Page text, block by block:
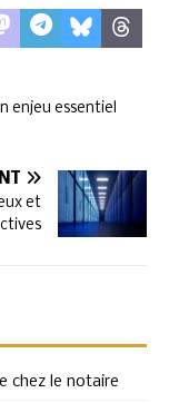
enjeu essentiel
et
chez le notaire